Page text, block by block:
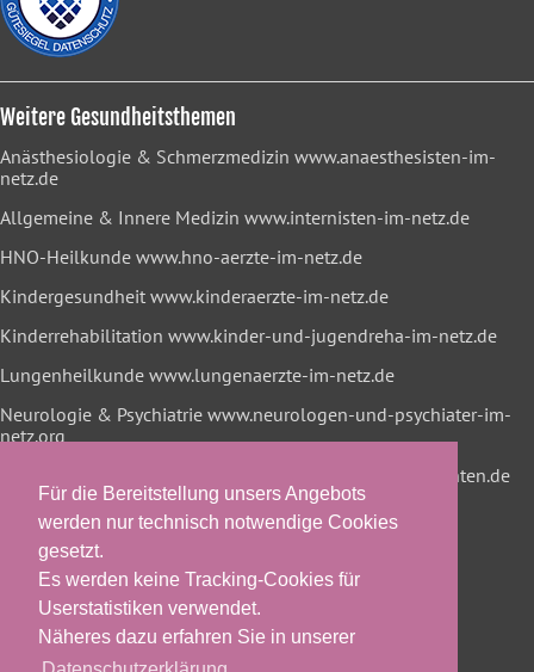
Für die Bereitstellung unsers Angebots
werden nur technisch notwendige Cookies
gesetzt.
Es werden keine Tracking-Cookies für
Userstatistiken verwendet.
Näheres dazu erfahren Sie in unserer
Weitere Gesundheitsthemen
Anästhesiologie & Schmerzmedizin www.anaesthesisten-im-
netz.de
Allgemeine & Innere Medizin www.internisten-im-netz.de
HNO-Heilkunde www.hno-aerzte-im-netz.de
Kindergesundheit www.kinderaerzte-im-netz.de
Kinderrehabilitation www.kinder-und-jugendreha-im-netz.de
Lungenheilkunde www.lungenaerzte-im-netz.de
Neurologie & Psychiatrie www.neurologen-und-psychiater-im-
netz.org
www.reha-hilft-krebspatienten.de